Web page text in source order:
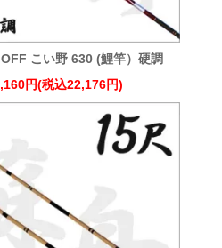
こい野 630 (鯉竿）硬調
円(税込22,176円)